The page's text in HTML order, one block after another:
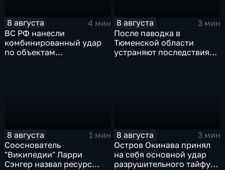
8 августа
4 мин
ВС РФ нанесли
комбинированный удар
по объектам
8 августа
3 мин
После паводка в
Тюменской области
устраняют последствия
8 августа
1 мин
Сооснователь
"Википедии" Ларри
Сэнгер назвал ресурс
8 августа
3 мин
Остров Окинава принял
на себя основной удар
разрушительного тайфуна